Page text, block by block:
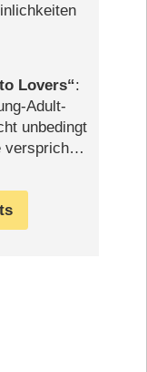
Lovers :
Adult-
unbedingt
–